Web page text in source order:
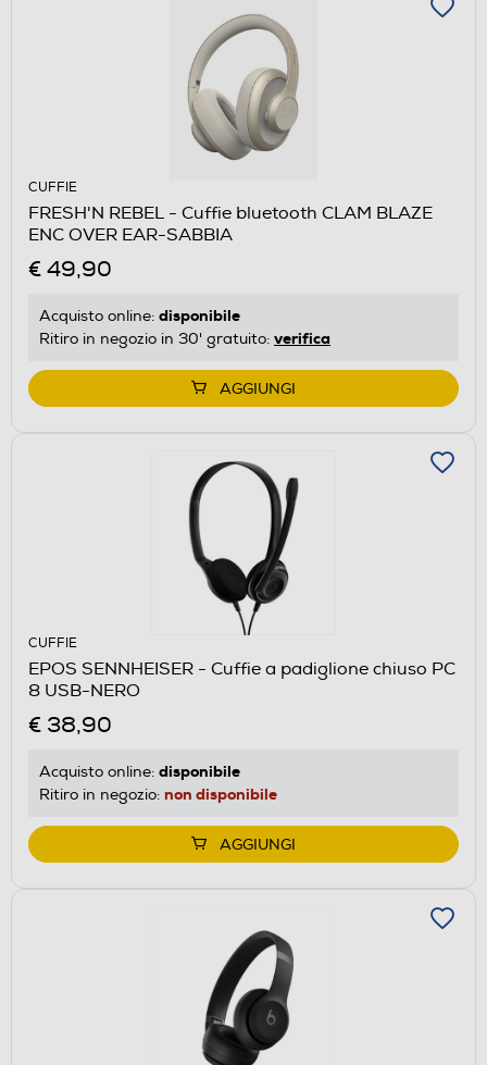
CUFFIE
FRESH'N REBEL - Cuffie bluetooth CLAM BLAZE
ENC OVER EAR-SABBIA
€ 49,90
Acquisto online: disponibile
Ritiro in negozio in 30' gratuito: verifica
AGGIUNGI
CUFFIE
EPOS SENNHEISER - Cuffie a padiglione chiuso PC
8 USB-NERO
€ 38,90
Acquisto online: disponibile
Ritiro in negozio: non disponibile
AGGIUNGI